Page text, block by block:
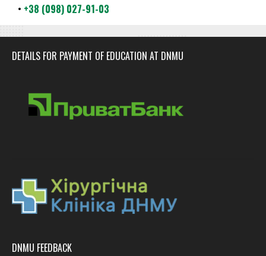
• +38 (098) 027-91-03
DETAILS FOR PAYMENT OF EDUCATION AT DNMU
DNMU FEEDBACK